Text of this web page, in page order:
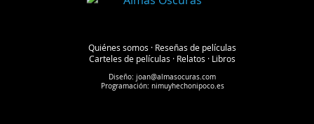
Quiénes somos · Reseñas de películas
Carteles de películas · Relatos · Libros
Diseño:joan@almasocuras.com
Programación: nimuyhechonipoco.es